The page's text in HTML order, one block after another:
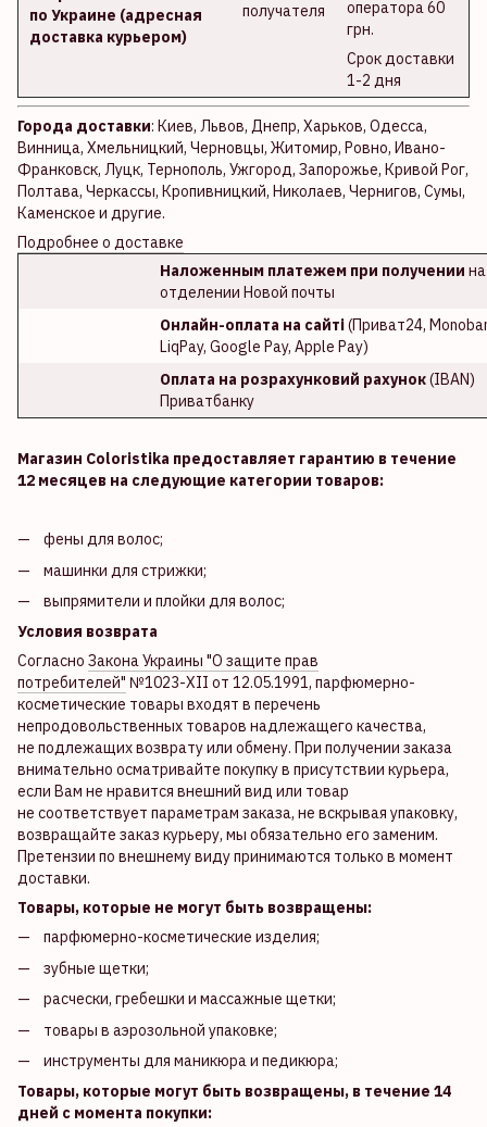
по Украине (адресная
доставка курьером)
получателя
оператора 60
грн.
Срок доставки
1-2 дня
Города доставки: Киев, Львов, Днепр, Харьков, Одесса,
Винница, Хмельницкий, Черновцы, Житомир, Ровно, Ивано-
Франковск, Луцк, Тернополь, Ужгород, Запорожье, Кривой Рог,
Полтава, Черкассы, Кропивницкий, Николаев, Чернигов, Сумы,
Каменское и другие.
Подробнее о доставке
Наложенным платежем при получении на
отделении Новой почты
Онлайн-оплата на сайті(Приват24,
LiqPay, Google Pay, Apple Pay)
Оплата на розрахунковий рахунок(IBAN)
Приватбанку
Магазин Coloristika предоставляет гарантию в течение
12 месяцев на следующие категории товаров:
фены для волос;
машинки для стрижки;
выпрямители и плойки для волос;
Условия возврата
Согласно Закона Украины "О защите прав
потребителей" №1023-XII от 12.05.1991, парфюмерно-
косметические товары входят в перечень
непродовольственных товаров надлежащего качества,
не подлежащих возврату или обмену. При получении заказа
внимательно осматривайте покупку в присутствии курьера,
если Вам не нравится внешний вид или товар
не соответствует параметрам заказа, не вскрывая упаковку,
возвращайте заказ курьеру, мы обязательно его заменим.
Претензии по внешнему виду принимаются только в момент
доставки.
Товары, которые не могут быть возвращены:
парфюмерно-косметические изделия;
зубные щетки;
расчески, гребешки и массажные щетки;
товары в аэрозольной упаковке;
инструменты для маникюра и педикюра;
Товары, которые могут быть возвращены, в течение 14
дней с момента покупки: